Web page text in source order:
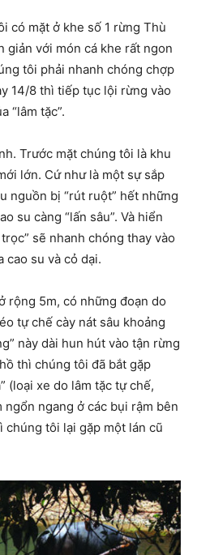
có mặt ở khe số 1 rừng Thù
giản với món cá khe rất ngon
tôi phải nhanh chóng chợp
14/8 thì tiếp tục lội rừng vào
“lâm tặc”.
Trước mặt chúng tôi là khu
lớn. Cứ như là một sự sắp
nguồn bị “rút ruột” hết những
su càng “lấn sâu”. Và hiển
sẽ nhanh chóng thay vào
cao su và cỏ dại.
rộng 5m, có những đoạn do
tự chế cày nát sâu khoảng
này dài hun hút vào tận rừng
thì chúng tôi đã bắt gặp
(loại xe do lâm tặc tự chế,
ngổn ngang ở các bụi rậm bên
chúng tôi lại gặp một lán cũ